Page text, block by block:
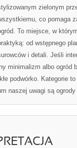
zielonym
co pomaga
To miejsce, w
od wstępnego
i detali. Jeśli
minimalizm albo ogród
podwórko. Kategorie
naszej uwagi są